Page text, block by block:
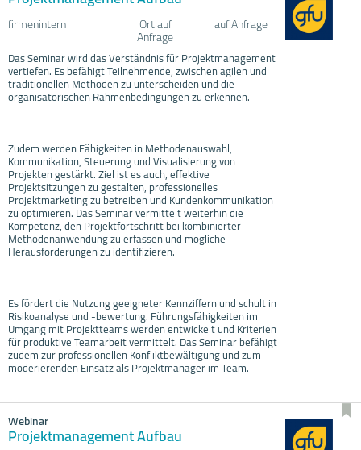
firmenintern Ort auf
Anfrage
auf Anfrage
Das Seminar wird das Verständnis für Projektmanagement
vertiefen. Es befähigt Teilnehmende, zwischen agilen und
traditionellen Methoden zu unterscheiden und die
organisatorischen Rahmenbedingungen zu erkennen.
Zudem werden Fähigkeiten in Methodenauswahl,
Kommunikation, Steuerung und Visualisierung von
Projekten gestärkt. Ziel ist es auch, effektive
Projektsitzungen zu gestalten, professionelles
Projektmarketing zu betreiben und Kundenkommunikation
zu optimieren. Das Seminar vermittelt weiterhin die
Kompetenz, den Projektfortschritt bei kombinierter
Methodenanwendung zu erfassen und mögliche
Herausforderungen zu identifizieren.
Es fördert die Nutzung geeigneter Kennziffern und schult in
Risikoanalyse und -bewertung. Führungsfähigkeiten im
Umgang mit Projektteams werden entwickelt und Kriterien
für produktive Teamarbeit vermittelt. Das Seminar befähigt
zudem zur professionellen Konfliktbewältigung und zum
moderierenden Einsatz als Projektmanager im Team.
Webinar
Projektmanagement Aufbau